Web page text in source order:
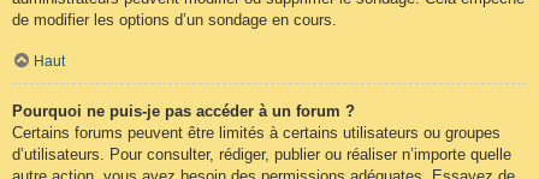
de modifier les options d’un sondage en cours.
Haut
Pourquoi ne puis-je pas accéder à un forum ?
Certains forums peuvent être limités à certains utilisateurs ou groupes
d’utilisateurs. Pour consulter, rédiger, publier ou réaliser n’importe quelle